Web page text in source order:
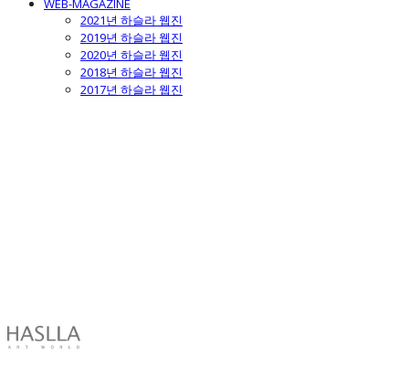
WEB-MAGAZINE
2021년 하슬라 웹진
2019년 하슬라 웹진
2020년 하슬라 웹진
2018년 하슬라 웹진
2017년 하슬라 웹진